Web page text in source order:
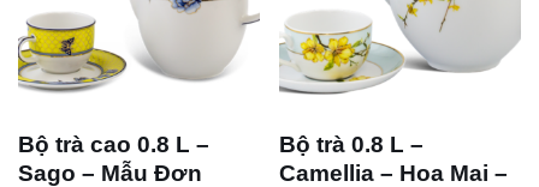
Bộ trà cao 0.8 L –
Sago – Mẫu Đơn
Bộ trà 0.8 L –
Camellia – Hoa Mai –